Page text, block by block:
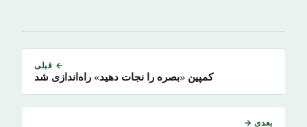
← قبلی
کمپین «بصره را نجات دهید» راه‌اندازی شد
بعدی →